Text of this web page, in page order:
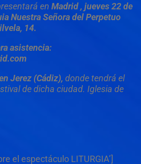
en Madrid , jueves 22 de
Nuestra Señora del Perpetuo
14.
asistencia:
Jerez (Cádiz), donde tendrá el
de dicha ciudad. Iglesia de
el espectáculo LITURGIA’]